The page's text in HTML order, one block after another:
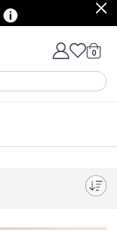
0varer